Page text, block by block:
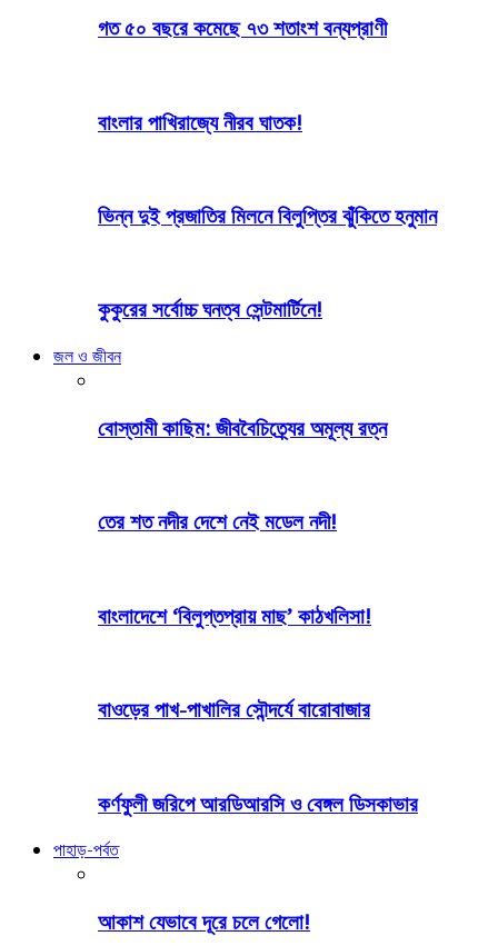
গত ৫০ বছরে কমেছে ৭৩ শতাংশ বন্যপ্রাণী
বাংলার পাখিরাজ্যে নীরব ঘাতক!
ভিন্ন দুই প্রজাতির মিলনে বিলুপ্তির ঝুঁকিতে হনুমান
কুকুরের সর্বোচ্চ ঘনত্ব সেন্টমার্টিনে!
জল ও জীবন
বোস্তামী কাছিম: জীববৈচিত্র্যের অমূল্য রত্ন
তের শত নদীর দেশে নেই মডেল নদী!
বাংলাদেশে ‘বিলুপ্তপ্রায় মাছ’ কাঠখলিসা!
বাওড়ের পাখ-পাখালির সৌন্দর্যে বারোবাজার
কর্ণফুলী জরিপে আরডিআরসি ও বেঙ্গল ডিসকাভার
পাহাড়-পর্বত
আকাশ যেভাবে দূরে চলে গেলো!